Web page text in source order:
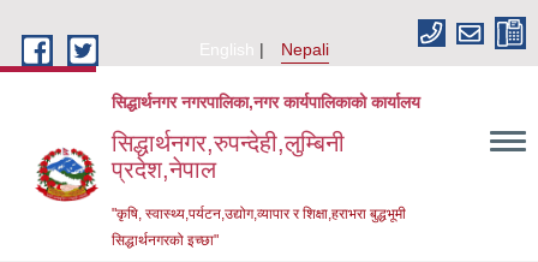
English
Nepali
सिद्धार्थनगर नगरपालिका,नगर कार्यपालिकाको कार्यालय
सिद्धार्थनगर,रुपन्देही,लुम्बिनी
प्रदेश,नेपाल
"कृषि, स्वास्थ्य,पर्यटन,उद्योग,व्यापार र शिक्षा,हराभरा बुद्धभूमी
सिद्धार्थनगरको इच्छा"